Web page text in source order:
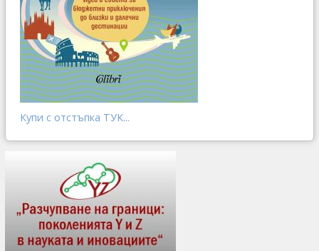
Купи с отстъпка ТУК...